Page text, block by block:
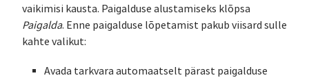
vaikimisi kausta. Paigalduse alustamiseks klõpsa
Paigalda. Enne paigalduse lõpetamist pakub viisard sulle
kahte valikut:
Avada tarkvara automaatselt pärast paigalduse